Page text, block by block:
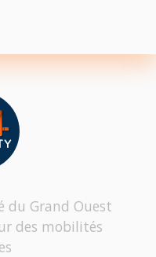
du Grand Ouest
des mobilités